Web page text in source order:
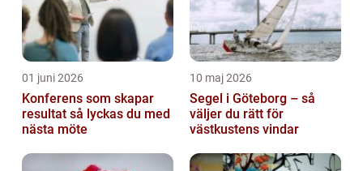
01 juni 2026
Konferens som skapar
resultat så lyckas du med
nästa möte
10 maj 2026
Segel i Göteborg – så
väljer du rätt för
västkustens vindar